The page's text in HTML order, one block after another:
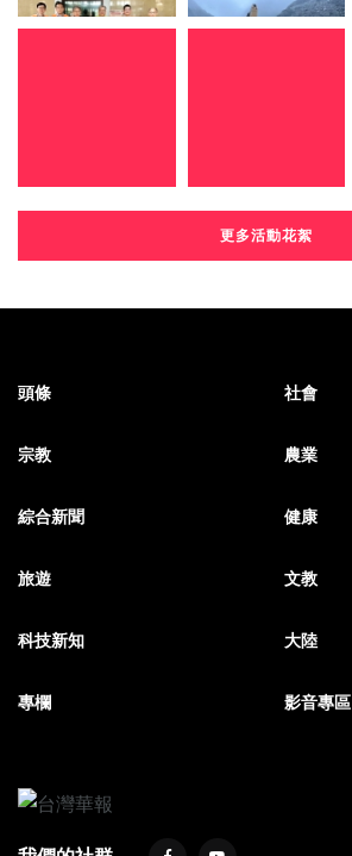
更多活動花絮
頭條 社會
宗教 農業
綜合新聞 健康
旅遊 文教
科技新知 大陸
專欄 影音專區